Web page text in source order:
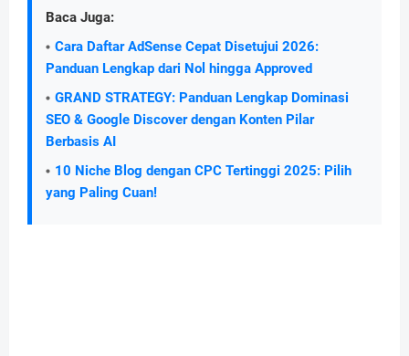
Baca Juga:
Cara Daftar AdSense Cepat Disetujui 2026:
Panduan Lengkap dari Nol hingga Approved
GRAND STRATEGY: Panduan Lengkap Dominasi
SEO & Google Discover dengan Konten Pilar
Berbasis AI
10 Niche Blog dengan CPC Tertinggi 2025: Pilih
yang Paling Cuan!